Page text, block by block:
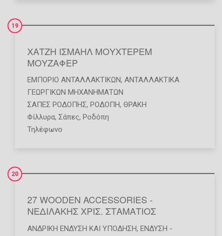
ΧΑΤΖΗ ΙΣΜΑΗΛ ΜΟΥΧΤΕΡΕΜ
ΜΟΥΖΑΦΕΡ
19
ΕΜΠΌΡΙΟ ΑΝΤΑΛΛΑΚΤΙΚΏΝ, ΑΝΤΑΛΛΑΚΤΙΚΆ
ΓΕΩΡΓΙΚΏΝ ΜΗΧΑΝΗΜΆΤΩΝ
ΣΑΠΕΣ ΡΟΔΟΠΗΣ, ΡΟΔΟΠΗ, ΘΡΑΚΗ
Φίλλυρα, Σάπες, Ροδόπη
Τηλέφωνο
27 WOODEN ACCESSORIES -
ΝΕΔΙΛΑΚΗΣ ΧΡΙΣ. ΣΤΑΜΑΤΙΟΣ
20
ΑΝΔΡΙΚΉ ΈΝΔΥΣΗ ΚΑΙ ΥΠΌΔΗΣΗ, ΈΝΔΥΣΗ -